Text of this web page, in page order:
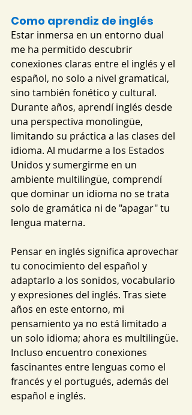
Como aprendiz de inglés
Estar inmersa en un entorno dual
me ha permitido descubrir
conexiones claras entre el inglés y el
español, no solo a nivel gramatical,
sino también fonético y cultural.
Durante años, aprendí inglés desde
una perspectiva monolingüe,
limitando su práctica a las clases del
idioma. Al mudarme a los Estados
Unidos y sumergirme en un
ambiente multilingüe, comprendí
que dominar un idioma no se trata
solo de gramática ni de "apagar" tu
lengua materna.
Pensar en inglés significa aprovechar
tu conocimiento del español y
adaptarlo a los sonidos, vocabulario
y expresiones del inglés. Tras siete
años en este entorno, mi
pensamiento ya no está limitado a
un solo idioma; ahora es multilingüe.
Incluso encuentro conexiones
fascinantes entre lenguas como el
francés y el portugués, además del
español e inglés.